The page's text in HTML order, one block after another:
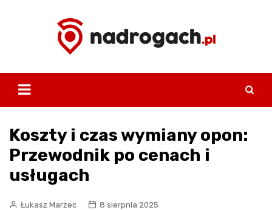
Koszty i czas wymiany opon:
Przewodnik po cenach i
usługach
Łukasz Marzec
8 sierpnia 2025